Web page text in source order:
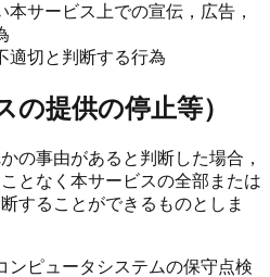
本サービス上での宣伝，広告，
適切と判断する行為
の提供の停止等）
の事由があると判断した場合，
となく本サービスの全部または
することができるものとしま
ンピュータシステムの保守点検